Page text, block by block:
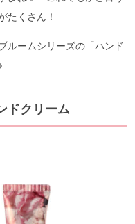
たくさん！
ルームシリーズの「ハンド
ドクリーム